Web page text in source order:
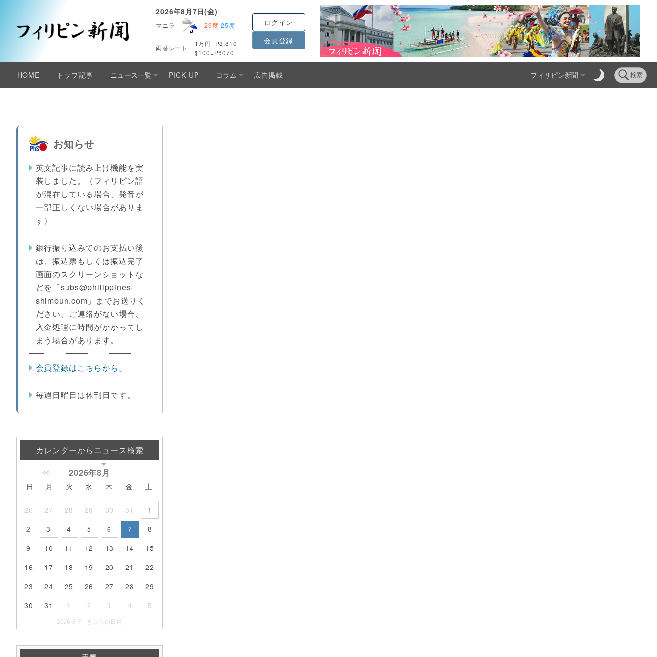
2026年8月7日(金)
マニラ 29度-25度
両替レート
1万円=P3,810
$100=P6070
ログイン
会員登録
HOME トップ記事 ニュース一覧 PICK UP コラム 広告掲載 フィリピン新聞 検索
お知らせ
英文記事に読み上げ機能を実
装しました。（フィリピン語
が混在している場合、発音が
一部正しくない場合がありま
す）
銀行振り込みでのお支払い後
は、振込票もしくは振込完了
画面のスクリーンショットな
どを「subs@philippines-
shimbun.com」までお送りく
ださい。ご連絡がない場合、
入金処理に時間がかかってし
まう場合があります。
会員登録はこちらから。
毎週日曜日は休刊日です。
カレンダーからニュース検索
2026年8月
<<
日 月 火 水 木 金 土
26 27 28 29 30 31
1
2
3 4 5 6 7
8
9
10 11 12 13 14
15
16
17 18 19 20 21
22
23
24 25 26 27 28
29
30
31 1 2 3 4 5
2026-8-7 きょうの日付